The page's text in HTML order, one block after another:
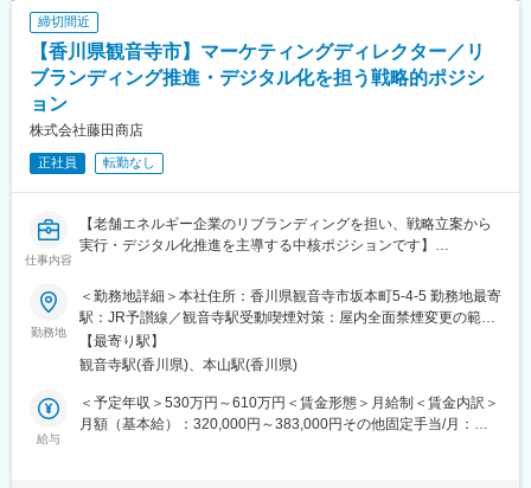
■配属先情報：
◇20代1名、40代1名、50代1名、学生アルバイトやパート社員
※Uターンや小豆島で暮らし続けているスタッフはもちろん、移住
者のスタッフも活躍しております。
■当社の特徴：
上げたデザインチームです。
変更の範囲：会社の定める業務
◎新製品開発の過程で、図面設計に留まらず、自ら施工性の確認
を行うため建築知識があればご活躍可能です。
◎新製品の試作制作や品質検査を工場に依頼するため、社内の幅
広い方とのコミュニケーションを取っていただきます。
■当社について：
ら製品の開発・製造・販売まで全て自社一貫体制で行っており、
工場内の生産設備の維持管理や新設備の導入稼動、品質管理の各
植林事業を展開し、地球とインドネシアの環境を保全するエコリ
ングシステムの構築にも注力しています。
■当社の魅力：
当社は、「人々の住空間はもっと快適になる」と信じて、インテ
リア建材という新たな分野の開発を進めてまいりました。原材料
調達から販売までを一気通貫で行うことで、高いデザイン性を持
締切間近
【香川県観音寺市】マーケティングディレクター／リ
ブランディング推進・デジタル化を担う戦略的ポジシ
ョン
株式会社藤田商店
正社員 転勤なし
仕事内容
【老舗エネルギー企業のリブランディングを担い、戦略立案から
実行・デジタル化推進を主導する中核ポジションです】
■業務概要
当社のマーケティングディレクターとして、全社および各事業部
のマーケティング戦略の企画立案から実行・効果測定までを一貫
してご担当いただきます。リブランディングプロジェクトに参画
しながら、Webマーケティングや店舗開発、SNS運用、チラシ作
成など幅広い領域でマーケティング活動をリードいただきます。
また、既存事業のデジタル化推進や新規事業開発、広告運用など
勤務地
＜勤務地詳細＞本社住所：香川県観音寺市坂本町5-4-5 勤務地最寄
駅：JR予讃線／観音寺駅受動喫煙対策：屋内全面禁煙変更の範
囲：会社の定める事業所
【最寄り駅】
観音寺駅(香川県)、本山駅(香川県)
給与
＜予定年収＞530万円～610万円＜賃金形態＞月給制＜賃金内訳＞
月額（基本給）：320,000円～383,000円その他固定手当/月：